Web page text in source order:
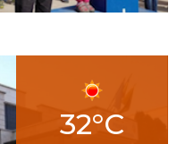
32°C